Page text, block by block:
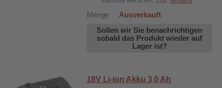
Menge
Ausverkauft
Sollen wir Sie benachrichtigen
sobald das Produkt wieder auf
Lager ist?
18V Li-ion Akku 3,0 Ah